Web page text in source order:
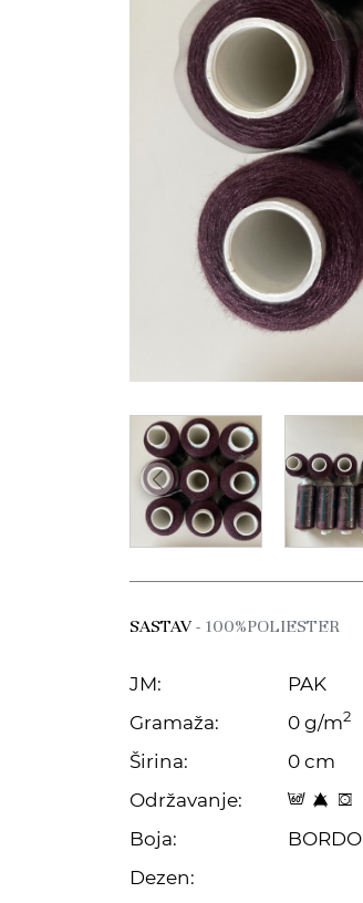
SASTAV- 100%POLIESTER
JM:
PAK
Gramaža:
0 g/m2
Širina:
0 cm
Održavanje:
Boja:
BORDO
Dezen: